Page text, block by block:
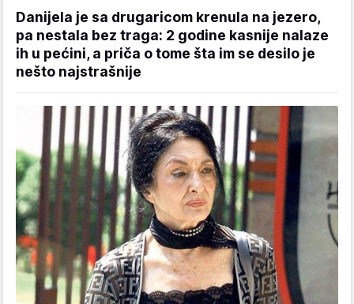
Danijela je sa drugaricom krenula na jezero,
pa nestala bez traga: 2 godine kasnije nalaze
ih u pećini, a priča o tome šta im se desilo je
nešto najstrašnije